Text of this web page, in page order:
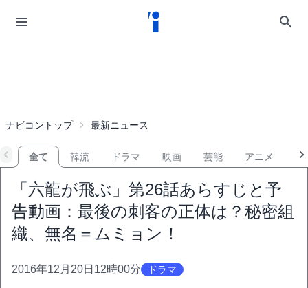
ナビコントップ 最新ニュース
全て 韓流 ドラマ 映画 芸能 アニメ
「六龍が飛ぶ」第26話あらすじと予
告動画：最後の刺客の正体は？秘密組
織、無名＝ムミョン！
2016年12月20日12時00分 ドラマ